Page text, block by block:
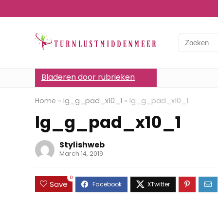
Bladeren door rubrieken
Home » lg_g_pad_x10_1 » lg_g_pad_x10_1
lg_g_pad_x10_1
Stylishweb
March 14, 2019
Save
0